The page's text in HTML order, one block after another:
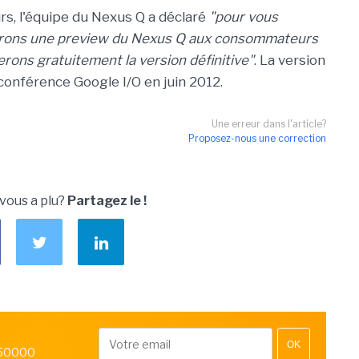
l'équipe du Nexus Q a déclaré "pour vous
une preview du Nexus Q aux consommateurs
gratuitement la version définitive". La version
Google I/O en juin 2012.
Une erreur dans l'article?
Proposez-nous une correction
a plu? Partagez le !
OK